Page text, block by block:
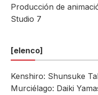
Producción de
Studio 7
[elenco]
Kenshiro: Shunsuke
Murciélago: Daiki